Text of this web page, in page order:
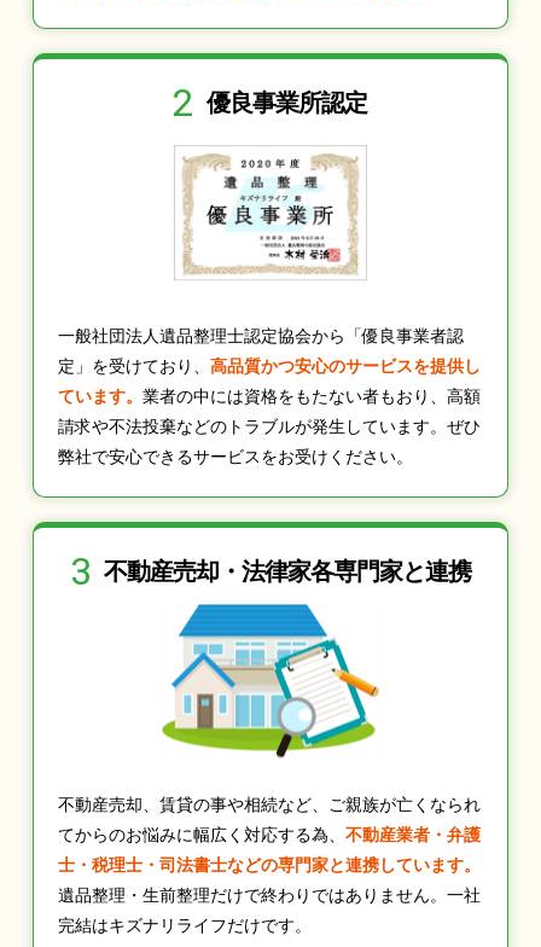
2 優良事業所認定
一般社団法人遺品整理士認定協会から「優良事業者認
定」を受けており、 高品質かつ安心のサービスを提供し
ています。 業者の中には資格をもたない者もおり、高額
請求や不法投棄などのトラブルが発生しています。ぜひ
弊社で安心できるサービスをお受けください。
3 不動産売却・法律家各専門家と連携
不動産売却、賃貸の事や相続など、ご親族が亡くなられ
てからのお悩みに幅広く対応する為、 不動産業者・弁護
士・税理士・司法書士などの専門家と連携しています。
遺品整理・生前整理だけで終わりではありません。一社
完結はキズナリライフだけです。